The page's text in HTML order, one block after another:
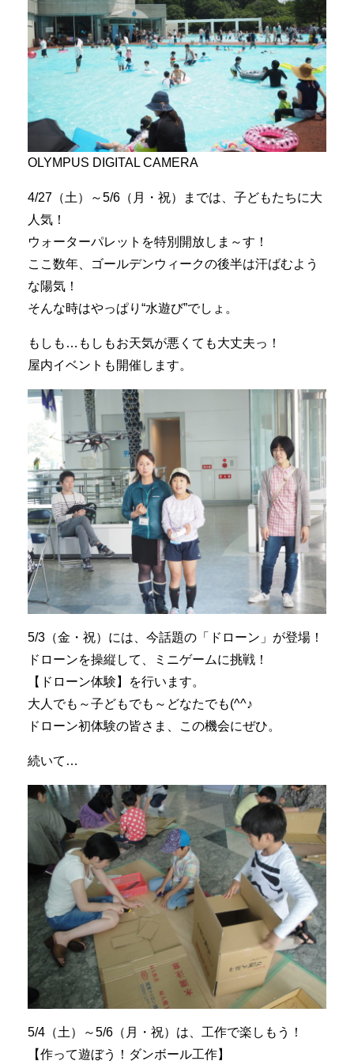
OLYMPUS DIGITAL CAMERA
4/27（土）～5/6（月・祝）までは、子どもたちに大
人気！
ウォーターパレットを特別開放しま～す！
ここ数年、ゴールデンウィークの後半は汗ばむよう
な陽気！
そんな時はやっぱり“水遊び”でしょ。
もしも…もしもお天気が悪くても大丈夫っ！
屋内イベントも開催します。
5/3（金・祝）には、今話題の「ドローン」が登場！
ドローンを操縦して、ミニゲームに挑戦！
【ドローン体験】を行います。
大人でも～子どもでも～どなたでも(^^♪
ドローン初体験の皆さま、この機会にぜひ。
続いて…
5/4（土）～5/6（月・祝）は、工作で楽しもう！
【作って遊ぼう！ダンボール工作】